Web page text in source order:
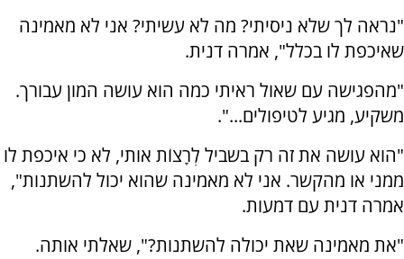
"נראה לך שלא ניסיתי? מה לא עשיתי? אני לא מאמינה
שאיכפת לו בכלל", אמרה דנית.
"מהפגישה עם שאול ראיתי כמה הוא עושה המון עבורך.
משקיע, מגיע לטיפולים...".
"הוא עושה את זה רק בשביל לְרָצוֹת אותי, לא כי איכפת לו
ממני או מהקשר. אני לא מאמינה שהוא יכול להשתנות",
אמרה דנית עם דמעות.
"את מאמינה שאת יכולה להשתנות?", שאלתי אותה.